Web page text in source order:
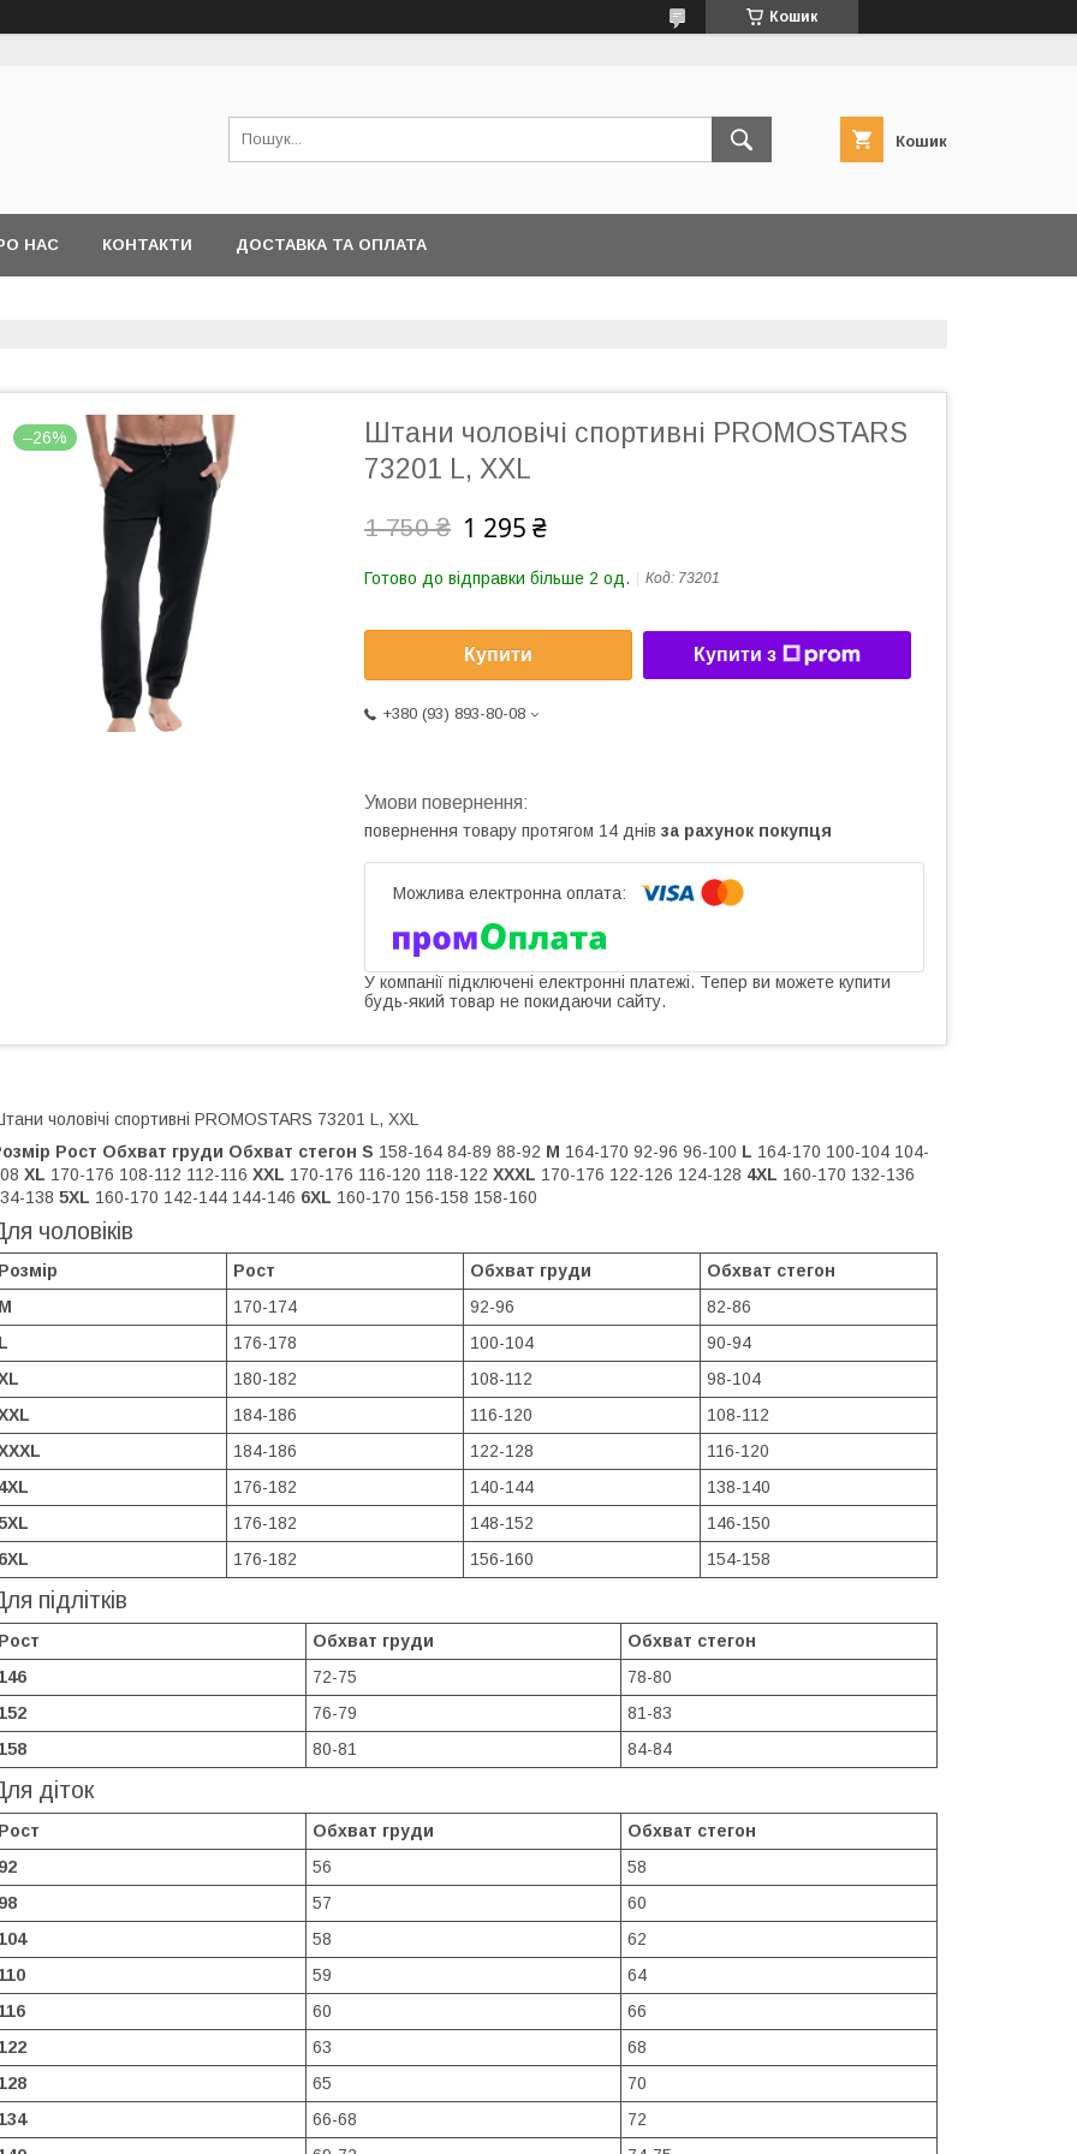
Кошик
Кошик
НАС КОНТАКТИ ДОСТАВКА ТА ОПЛАТА
–26%
Штани чоловічі спортивні PROMOSTARS
73201 L, XXL
1 750 ₴ 1 295 ₴
Готово до відправки більше 2 од. Код: 73201
Купити Купити з
+380 (93) 893-80-08
повернення товару протягом 14 днів за рахунок покупця
У компанії підключені електронні платежі. Тепер ви можете купити
будь-який товар не покидаючи сайту.
чоловічі спортивні PROMOSTARS 73201 L, XXL
Рост Обхват груди Обхват стегон S 158-164 84-89 88-92 M 164-170 92-96 96-100 L 164-170 100-104 104-
XL 170-176 108-112 112-116 XXL 170-176 116-120 118-122 XXXL 170-176 122-126 124-128 4XL 160-170 132-136
138 5XL 160-170 142-144 144-146 6XL 160-170 156-158 158-160
чоловіків
Рост Обхват груди
Обхват стегон
170-174 92-96
82-86
176-178 100-104
90-94
180-182 108-112
98-104
184-186 116-120
108-112
184-186 122-128
116-120
176-182 140-144
138-140
176-182 148-152
146-150
176-182 156-160 154-158
підлітків
Обхват груди
Обхват стегон
72-75
78-80
76-79
81-83
80-81 84-84
діток
Обхват груди
Обхват стегон
56
58
57
60
58
62
59
64
60
66
63
68
65
70
66-68
72